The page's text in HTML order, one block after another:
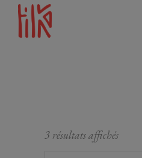
3 résultats affichés